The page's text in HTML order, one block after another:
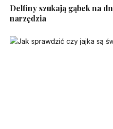
Delfiny szukają gąbek na
narzędzia